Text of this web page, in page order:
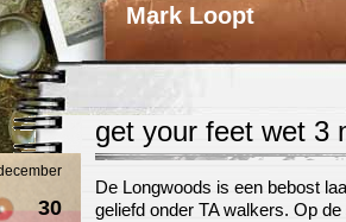
Mark Loopt
get your feet wet 3
30
De Longwoods is een bebost
geliefd onder TA walkers. Op